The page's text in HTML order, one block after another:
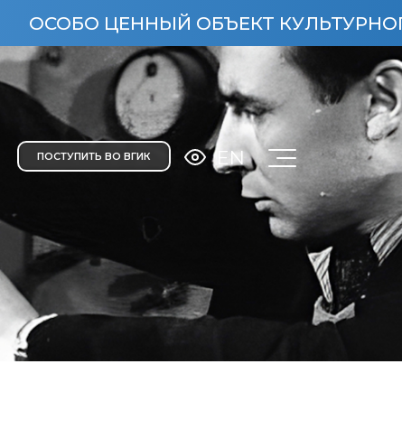
ЦЕННЫЙ ОБЪЕКТ КУЛЬТУРНОГО
ПОСТУПИТЬ ВО ВГИК EN